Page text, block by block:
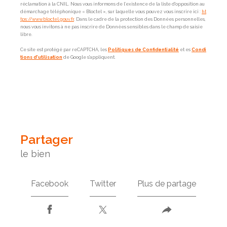
réclamation à la CNIL. Nous vous informons de l’existence de la liste d'opposition au
démarchage téléphonique « Bloctel », sur laquelle vous pouvez vous inscrire ici : ht
tps://www.bloctel.gouv.fr. Dans le cadre de la protection des Données personnelles,
nous vous invitons à ne pas inscrire de Données sensibles dans le champ de saisie
libre.
Ce site est protégé par reCAPTCHA, les Politiques de Confidentialité et es Condi
tions d'utilisation de Google s'appliquent.
partager
le bien
Facebook Twitter Plus de partage